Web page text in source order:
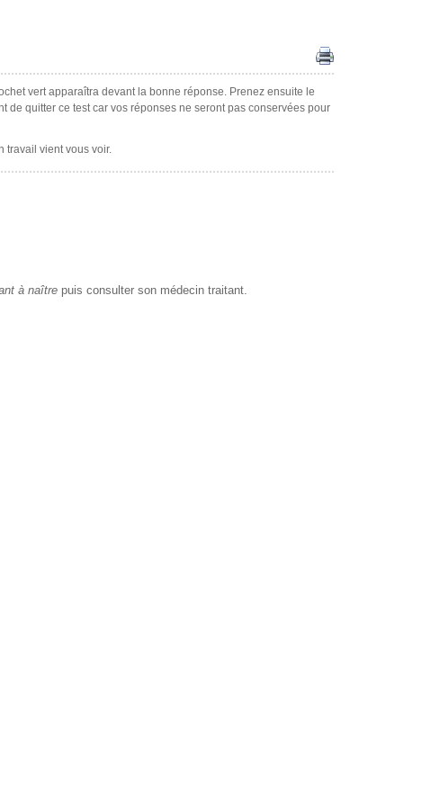
vert apparaîtra devant la bonne réponse. Prenez ensuite le
de quitter ce test car vos réponses ne seront pas conservées pour
travail vient vous voir.
à naître puis consulter son médecin traitant.